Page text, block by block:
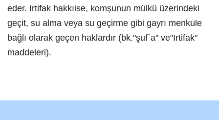
eder. Irtifak hakkıise, komşunun mülkü üzerindeki
geçit, su alma veya su geçirme gibi gayrı menkule
bağlı olarak geçen haklardır (bk."şuf`a" ve"Irtifak"
maddeleri).